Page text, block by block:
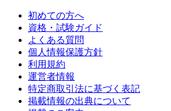
初めての方へ
資格・試験ガイド
よくある質問
個人情報保護方針
利用規約
運営者情報
特定商取引法に基づく表記
掲載情報の出典について